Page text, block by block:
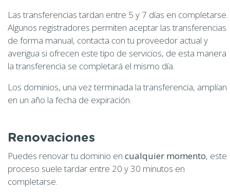
Las transferencias tardan entre 5 y 7 días en completarse.
Algunos registradores permiten aceptar las transferencias
de forma manual, contacta con tu proveedor actual y
averigua si ofrecen este tipo de servicios, de esta manera
la transferencia se completará el mismo día.
Los dominios, una vez terminada la transferencia, amplían
en un año la fecha de expiración.
Renovaciones
Puedes renovar tu dominio en cualquier momento, este
proceso suele tardar entre 20 y 30 minutos en
completarse.